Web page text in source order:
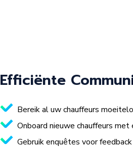
Efficiënte
Bereik al uw chauffeurs
Onboard nieuwe chauffeurs met
Gebruik enquêtes voor feedback